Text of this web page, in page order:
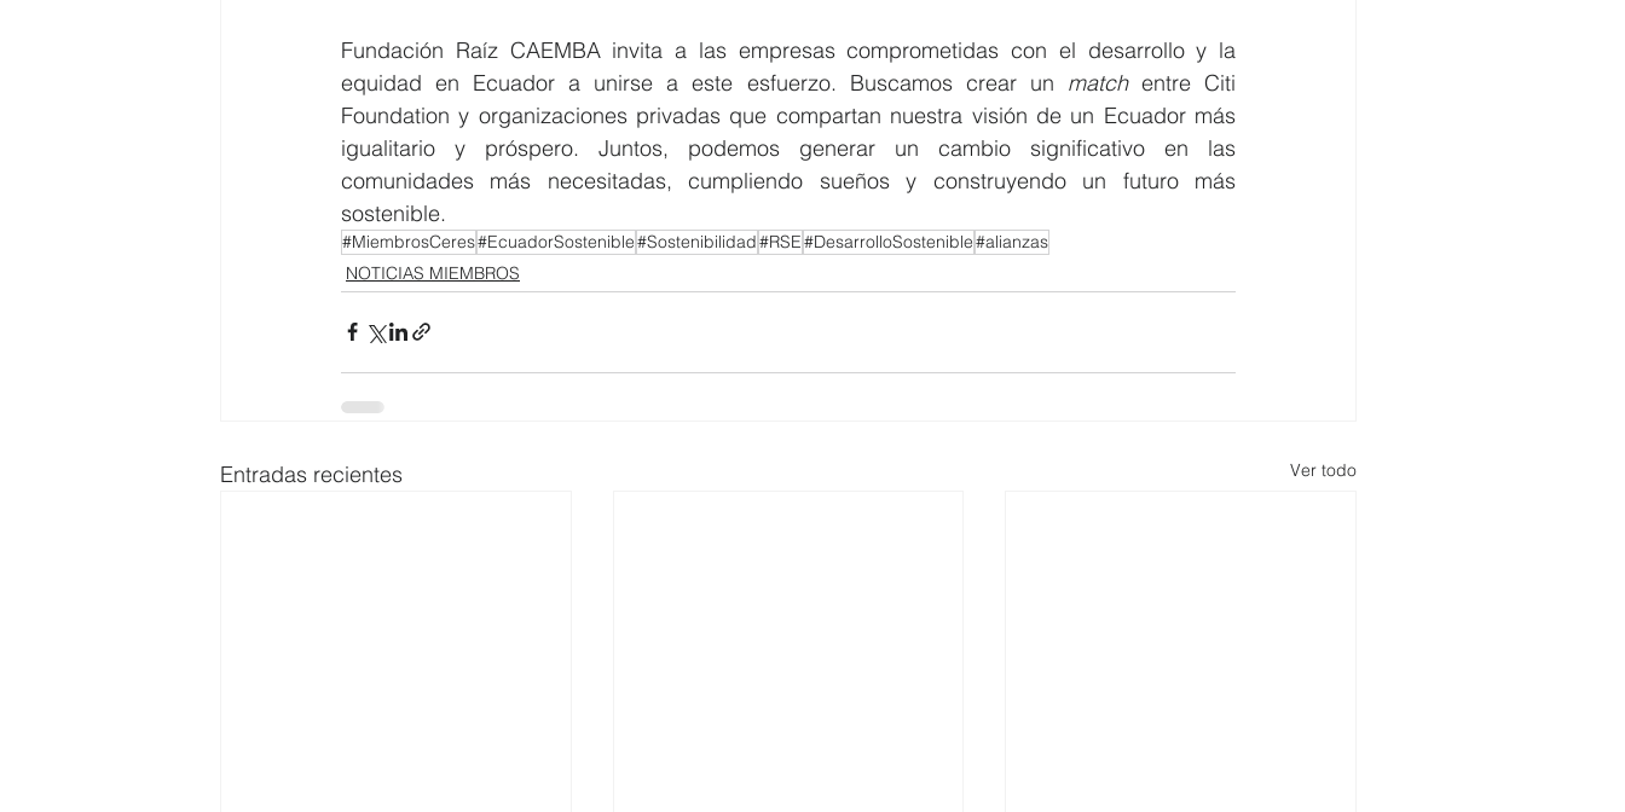
Fundación Raíz CAEMBA invita a las empresas comprometidas con el desarrollo y la
equidad en Ecuador a unirse a este esfuerzo. Buscamos crear un match entre Citi
Foundation y organizaciones privadas que compartan nuestra visión de un Ecuador más
igualitario y próspero. Juntos, podemos generar un cambio significativo en las
comunidades más necesitadas, cumpliendo sueños y construyendo un futuro más
sostenible.
#MiembrosCeres#EcuadorSostenible#Sostenibilidad#RSE#DesarrolloSostenible#alianzas
NOTICIAS MIEMBROS
Entradas recientes Ver todo